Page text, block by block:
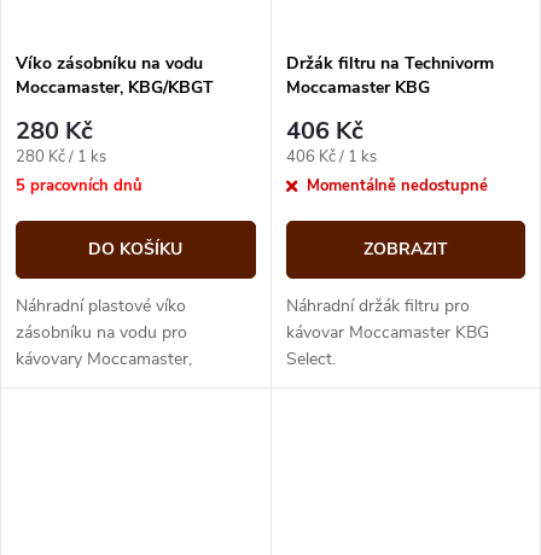
Víko zásobníku na vodu
Moccamaster, KBG/KBGT
280 Kč
Měrná
cena:
280 Kč / 1 ks
5 pracovních dnů
DO KOŠÍKU
Náhradní plastové víko
zásobníku na vodu pro
kávovary Moccamaster,
kompatibilní s modely KB, KBG
Držák filtru na Technivorm
Moccamaster KBG
406 Kč
Měrná
cena:
406 Kč / 1 ks
Momentálně nedostupné
ZOBRAZIT
Náhradní držák filtru pro
kávovar Moccamaster KBG
Select.